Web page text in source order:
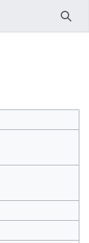
Tìm